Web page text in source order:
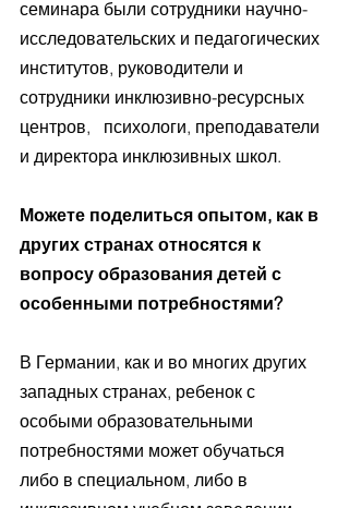
семинара были сотрудники научно-
исследовательских и педагогических
институтов, руководители и
сотрудники инклюзивно-ресурсных
центров,   психологи, преподаватели
и директора инклюзивных школ.
Можете поделиться опытом, как в
других странах относятся к
вопросу образования детей с
особенными потребностями?
В Германии, как и во многих других
западных странах, ребенок с
особыми образовательными
потребностями может обучаться
либо в специальном, либо в